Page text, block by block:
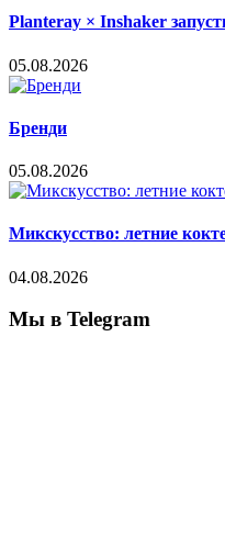
Planteray × Inshaker
05.08.2026
Бренди
05.08.2026
Микскусство: летние
04.08.2026
Мы в Telegram